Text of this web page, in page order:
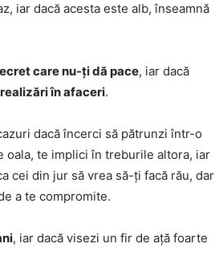
iar dacă acesta este alb, înseamnă
care nu-ți dă pace, iar dacă
în afaceri.
dacă încerci să pătrunzi într-o
oala, te implici în treburile altora, iar
cei din jur să vrea să-ți facă rău, dar
a te compromite.
, iar dacă visezi un fir de ață foarte